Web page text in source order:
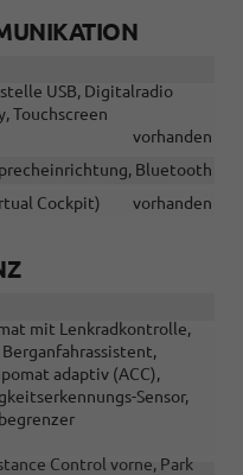
USB, Digitalradio
Touchscreen
vorhanden
Bluetooth
Cockpit)
vorhanden
mit Lenkradkontrolle,
adaptiv (ACC),
Sensor,
Control vorne, Park